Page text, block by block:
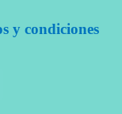
y condiciones